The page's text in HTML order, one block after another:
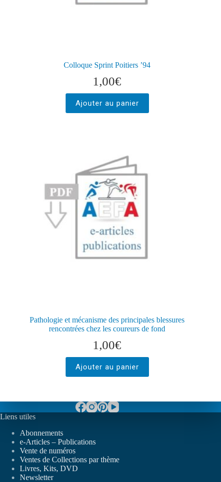
Colloque Sprint Poitiers ’94
1,00€
Ajouter au panier
Pathologie et mécanisme des principales blessures
rencontrées chez les coureurs de fond
1,00€
Ajouter au panier
Liens utiles
Abonnements
e-Articles – Publications
Vente de numéros
Ventes de Collections par thème
Livres, Kits, DVD
Newsletter